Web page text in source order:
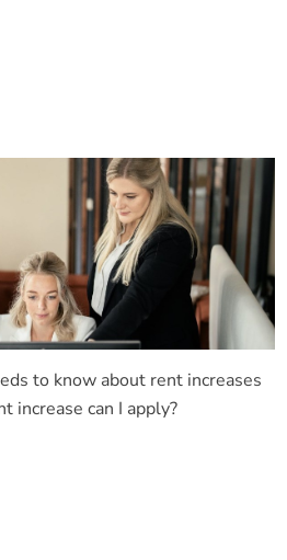
to know about rent increases
increase can I apply?